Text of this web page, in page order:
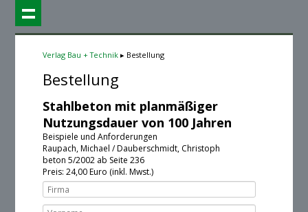
Verlag Bau + Technik Bestellung
Bestellung
Stahlbeton mit planmäßiger
Nutzungsdauer von 100 Jahren
Beispiele und Anforderungen
Raupach, Michael / Dauberschmidt, Christoph
beton 5/2002 ab Seite 236
Preis:24,00 Euro (inkl. Mwst.)